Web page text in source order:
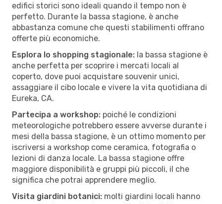
edifici storici sono ideali quando il tempo non è
perfetto. Durante la bassa stagione, è anche
abbastanza comune che questi stabilimenti offrano
offerte più economiche.
Esplora lo shopping stagionale: la bassa stagione è
anche perfetta per scoprire i mercati locali al
coperto, dove puoi acquistare souvenir unici,
assaggiare il cibo locale e vivere la vita quotidiana di
Eureka, CA.
Partecipa a workshop: poiché le condizioni
meteorologiche potrebbero essere avverse durante i
mesi della bassa stagione, è un ottimo momento per
iscriversi a workshop come ceramica, fotografia o
lezioni di danza locale. La bassa stagione offre
maggiore disponibilità e gruppi più piccoli, il che
significa che potrai apprendere meglio.
Visita giardini botanici: molti giardini locali hanno